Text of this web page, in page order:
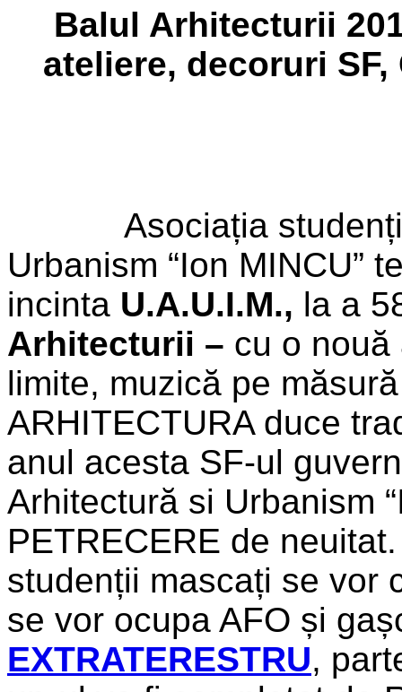
Balul Arhitecturii
ateliere, decoruri
Asociația
Urbanism “Ion MINCU”
incinta U.A.U.I.M., la a
Arhitecturii – cu o nouă
limite, muzică pe
ARHITECTURA duce
anul acesta SF-ul
Arhitectură si Urbanism
PETRECERE de
studenții mascați se vor
se vor ocupa AFO și
EXTRATERESTRU,